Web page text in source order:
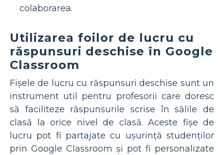
colaborarea.
Utilizarea foilor de lucru cu
răspunsuri deschise în Google
Classroom
Fișele de lucru cu răspunsuri deschise sunt un
instrument util pentru profesorii care doresc
să faciliteze răspunsurile scrise în sălile de
clasă la orice nivel de clasă. Aceste fișe de
lucru pot fi partajate cu ușurință studenților
prin Google Classroom și pot fi personalizate